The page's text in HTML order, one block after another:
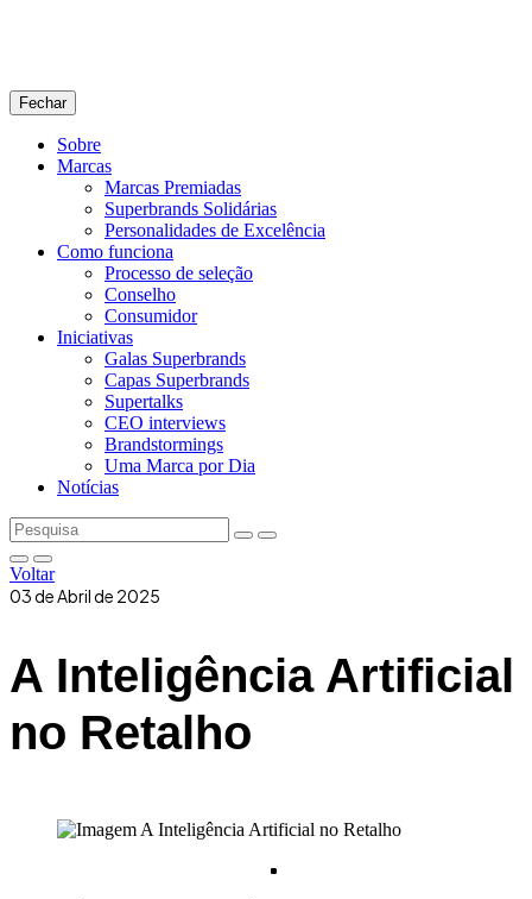
Fechar
Sobre
Marcas
Marcas Premiadas
Superbrands Solidárias
Personalidades de Excelência
Como funciona
Processo de seleção
Conselho
Consumidor
Iniciativas
Galas Superbrands
Capas Superbrands
Supertalks
CEO interviews
Brandstormings
Uma Marca por Dia
Notícias
Voltar
03 de Abril de 2025
A Inteligência Artificial
no Retalho